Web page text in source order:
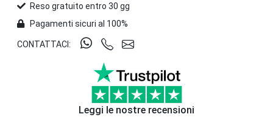
Reso gratuito entro 30 gg
Pagamenti sicuri al 100%
CONTATTACI:
Leggi le nostre recensioni